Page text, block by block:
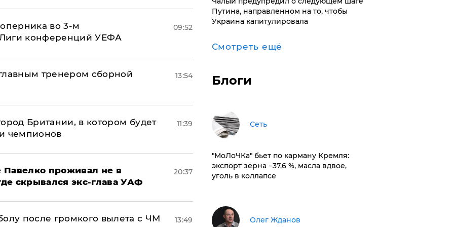
во 3-м
конференций УЕФА
09:52
тренером сборной 13:54
Британии, в котором будет
чемпионов
11:39
проживал не в
скрывался экс-глава УАФ
20:37
после громкого вылета с ЧМ
13:49
Путина, направленном на то, чтобы
Украина капитулировала
Смотреть ещё
Блоги
Сеть
​"МоЛоЧКа" бьет по карману Кремля:
экспорт зерна −37,6 %, масла вдвое,
уголь в коллапсе
Олег Жданов